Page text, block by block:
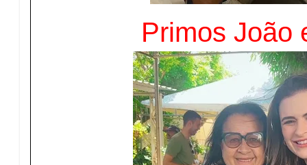
Primos João